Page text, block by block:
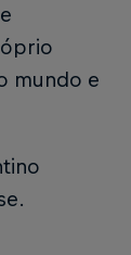
mundo e